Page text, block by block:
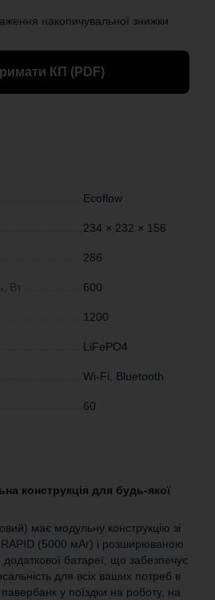
накопичувальної знижки
КП (PDF)
Ecoflow
234 × 232 × 156
286
Вт 600
1200
LiFePO4
Wi-Fi, Bluetooth
60
конструкція для будь-якої
має модульну конструкцію зі
(5000 мАг) і розширюваною
батареї, що забезпечує
для всіх ваших потреб в
павербанк у поїздки на роботу, на